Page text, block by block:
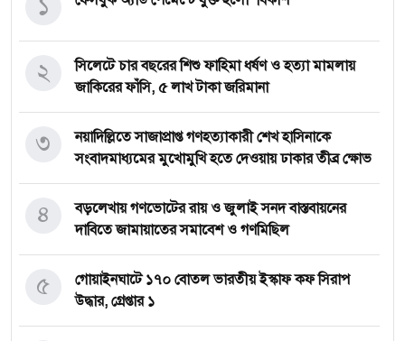
সিলেটে চার বছরের শিশু ফাহিমা ধর্ষণ ও হত্যা মামলায়
জাকিরের ফাঁসি, ৫ লাখ টাকা জরিমানা
২
নয়াদিল্লিতে সাজাপ্রাপ্ত গণহত্যাকারী শেখ হাসিনাকে
সংবাদমাধ্যমের মুখোমুখি হতে দেওয়ায় ঢাকার তীব্র ক্ষোভ
৩
বড়লেখায় গণভোটের রায় ও জুলাই সনদ বাস্তবায়নের
দাবিতে জামায়াতের সমাবেশ ও গণমিছিল
৪
গোয়াইনঘাটে ১৭০ বোতল ভারতীয় ইস্কাফ কফ সিরাপ
উদ্ধার, গ্রেপ্তার ১
৫